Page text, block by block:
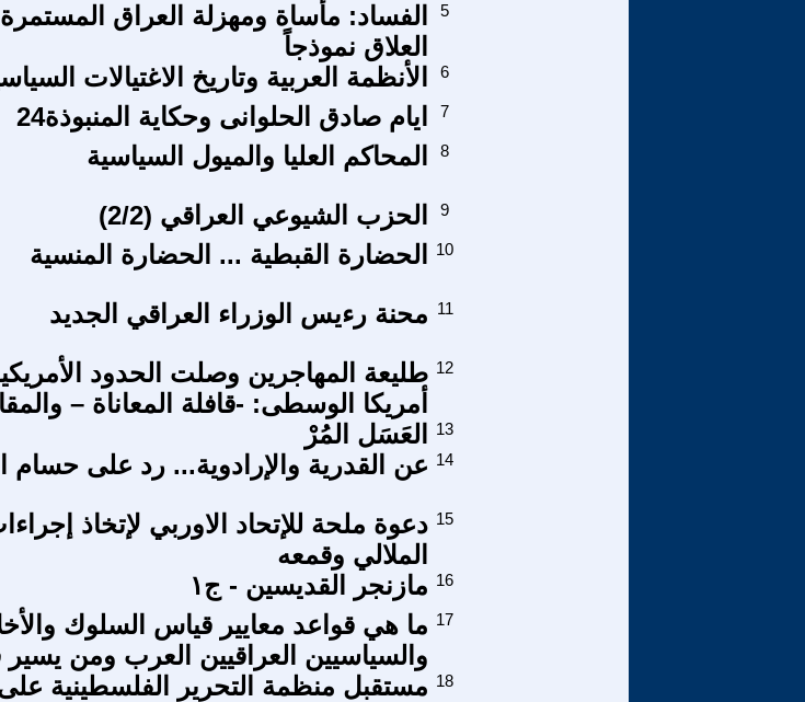
الفساد: مأساة ومهزلة العراق
العلاق نموذجاً
5
الأنظمة العربية وتاريخ الاغتيالات 6
ايام صادق الحلوانى وحكاية المنبوذة24 7
المحاكم العليا والميول السياسية 8
الحزب الشيوعي العراقي (2/2) 9
الحضارة القبطية ... الحضارة المنسية 10
محنة رءيس الوزراء العراقي الجديد 11
طليعة المهاجرين وصلت الحدود
أمريكا الوسطى: -قافلة المعاناة –
12
العَسَل المُرْ
13
عن القدرية والإرادوية... رد على 14
دعوة ملحة للإتحاد الاوربي لإتخاذ
الملالي وقمعه
15
مازنجر القديسين - ج١ 16
ما هي قواعد معايير قياس السلوك
والسياسيين العراقيين العرب ومن
17
مستقبل منظمة التحرير الفلسطينية 18